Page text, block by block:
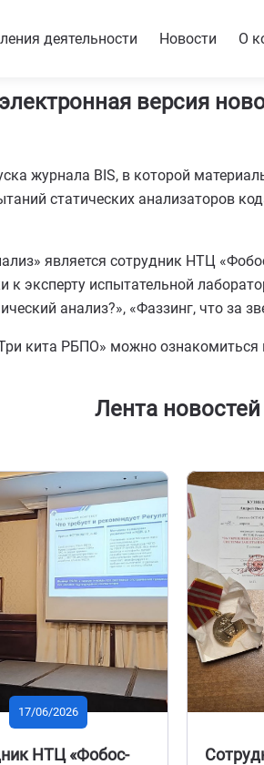
деятельности Новости О
версия
журнала BIS, в которой
статических анализаторов
является сотрудник НТЦ
эксперту испытательной
анализ?», «Фаззинг, что за
кита РБПО» можно ознакомиться
Лента новостей
17/06/2026
НТЦ «Фобос-